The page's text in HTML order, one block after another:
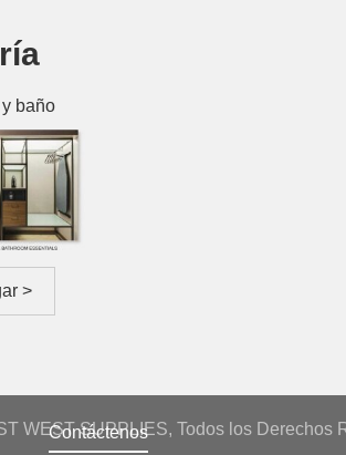
Contáctenos
baño
>
WEST SUPPLIES, Todos los Derechos